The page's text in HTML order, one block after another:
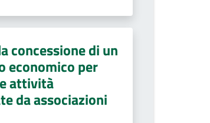
concessione di un
economico per
attività
da associazioni